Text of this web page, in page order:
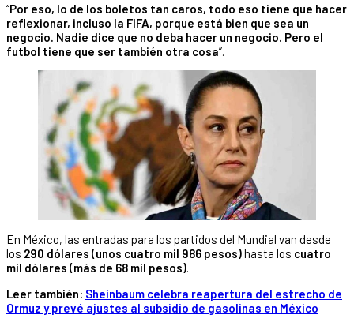
“Por eso, lo de los boletos tan caros, todo eso tiene que hacer
reflexionar, incluso la FIFA, porque está bien que sea un
negocio. Nadie dice que no deba hacer un negocio. Pero el
futbol tiene que ser también otra cosa”.
En México, las entradas para los partidos del Mundial van desde
los 290 dólares (unos cuatro mil 986 pesos)hasta los cuatro
mil dólares (más de 68 mil pesos).
Leer también: Sheinbaum celebra reapertura del estrecho de
Ormuz y prevé ajustes al subsidio de gasolinas en México